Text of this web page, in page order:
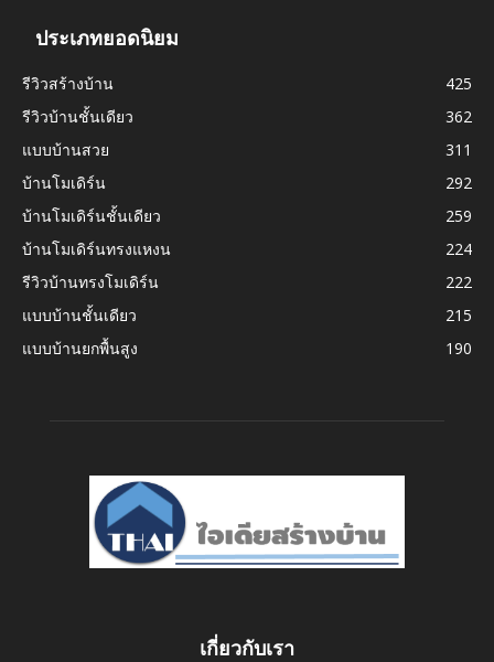
ประเภทยอดนิยม
รีวิวสร้างบ้าน
425
รีวิวบ้านชั้นเดียว
362
แบบบ้านสวย
311
บ้านโมเดิร์น
292
บ้านโมเดิร์นชั้นเดียว
259
บ้านโมเดิร์นทรงแหงน
224
รีวิวบ้านทรงโมเดิร์น
222
แบบบ้านชั้นเดียว
215
แบบบ้านยกพื้นสูง
190
เกี่ยวกับเรา